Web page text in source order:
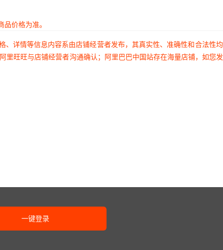
价格为准。
详情等信息内容系由店铺经营者发布，其真实性、准确性和合法性
旺旺与店铺经营者沟通确认；阿里巴巴中国站存在海量店铺，如您
一键登录